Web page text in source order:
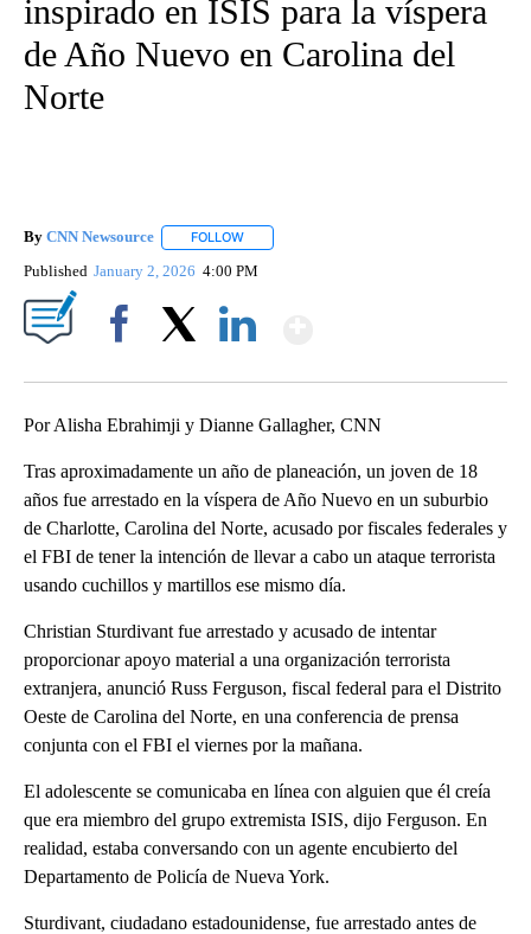
inspirado en ISIS para la víspera
de Año Nuevo en Carolina del
Norte
By CNN Newsource FOLLOW
Published January 2, 2026 4:00 PM
Por Alisha Ebrahimji y Dianne Gallagher, CNN
Tras aproximadamente un año de planeación, un joven de 18
años fue arrestado en la víspera de Año Nuevo en un suburbio
de Charlotte, Carolina del Norte, acusado por fiscales federales y
el FBI de tener la intención de llevar a cabo un ataque terrorista
usando cuchillos y martillos ese mismo día.
Christian Sturdivant fue arrestado y acusado de intentar
proporcionar apoyo material a una organización terrorista
extranjera, anunció Russ Ferguson, fiscal federal para el Distrito
Oeste de Carolina del Norte, en una conferencia de prensa
conjunta con el FBI el viernes por la mañana.
El adolescente se comunicaba en línea con alguien que él creía
que era miembro del grupo extremista ISIS, dijo Ferguson. En
realidad, estaba conversando con un agente encubierto del
Departamento de Policía de Nueva York.
Sturdivant, ciudadano estadounidense, fue arrestado antes de